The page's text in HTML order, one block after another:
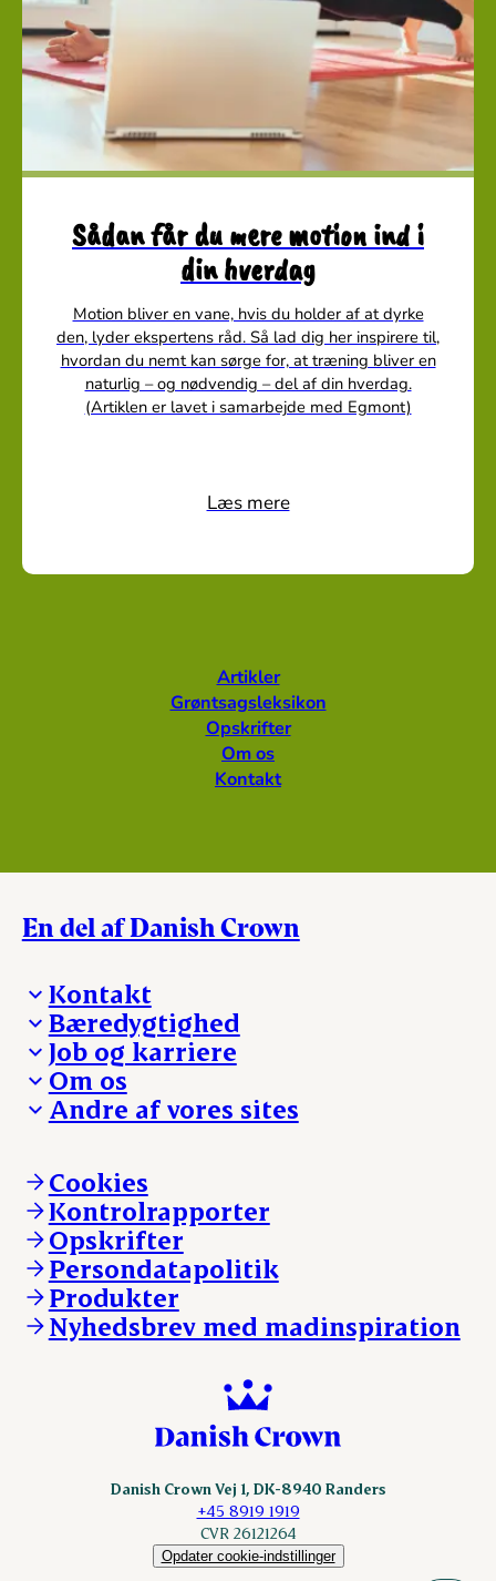
Sådan får du mere motion ind i
din hverdag
Motion bliver en vane, hvis du holder af at dyrke
den, lyder ekspertens råd. Så lad dig her inspirere til,
hvordan du nemt kan sørge for, at træning bliver en
naturlig – og nødvendig – del af din hverdag.
(Artiklen er lavet i samarbejde med Egmont)
Læs mere
Artikler
Grøntsagsleksikon
Opskrifter
Om os
Kontakt
En del af Danish Crown
Kontakt
Besøg Danish Crown
Presse og nyheder
Reklamationer
Whistleblower
Øvrige henvendelser
Bæredygtighed
Fra jord til bord
Hverdagen
Ansvarlighed og nøgletal
Job og karriere
Arbejd med os
Ledige stillinger
Om os
Hvem er vi
Vores resultater
Vores lokationer
Kontakt
Andre af vores sites
Andelsejere - kreatur
Danishcrownprofessional.com
DAT-Schaub.com
ESS-FOOD.com
Fonden Dansk Gastronomi
KLS.se
nordicspoor.com
Scanhide.dk
Cookies
Kontrolrapporter
Opskrifter
Persondatapolitik
Produkter
Nyhedsbrev med madinspiration
Danish Crown Vej 1, DK-8940 Randers
+45 8919 1919
CVR 26121264
Opdater cookie-indstillinger